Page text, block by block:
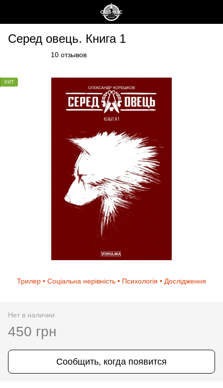
Серед овець. Книга 1
10 отзывов
ХИТ
Трилер • Соціальна нерівність • Психологія • Дослідження
Нет в наличии
450 грн
Сообщить, когда появится